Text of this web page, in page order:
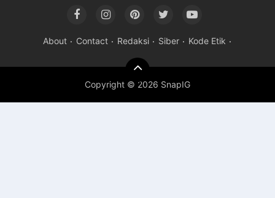
About Contact Redaksi Siber Kode Etik
Copyright © 2026 SnapIG